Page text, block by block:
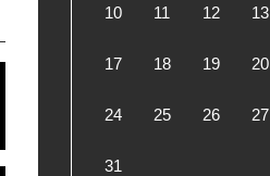
10 11 12 13
17 18 19 20
24 25 26 27
31